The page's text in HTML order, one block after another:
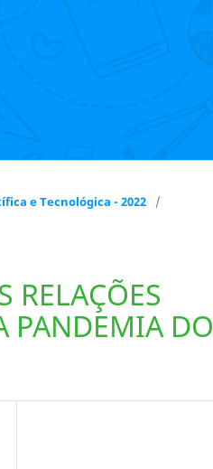
e Tecnológica - 2022
/
RELAÇÕES
PANDEMIA DO